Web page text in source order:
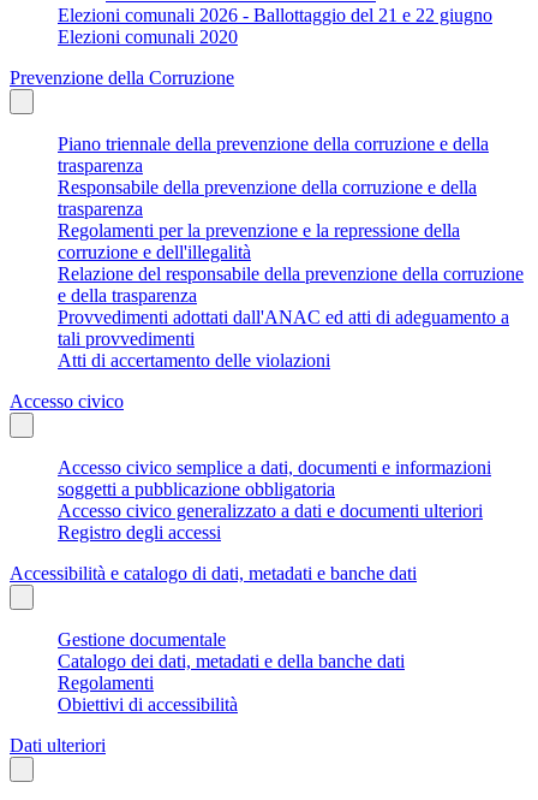
Elezioni comunali 2026 - Ballottaggio del 21 e 22 giugno
Elezioni comunali 2020
Prevenzione della Corruzione
Piano triennale della prevenzione della corruzione e della
trasparenza
Responsabile della prevenzione della corruzione e della
trasparenza
Regolamenti per la prevenzione e la repressione della
corruzione e dell'illegalità
Relazione del responsabile della prevenzione della corruzione
e della trasparenza
Provvedimenti adottati dall'ANAC ed atti di adeguamento a
tali provvedimenti
Atti di accertamento delle violazioni
Accesso civico
Accesso civico semplice a dati, documenti e informazioni
soggetti a pubblicazione obbligatoria
Accesso civico generalizzato a dati e documenti ulteriori
Registro degli accessi
Accessibilità e catalogo di dati, metadati e banche dati
Gestione documentale
Catalogo dei dati, metadati e della banche dati
Regolamenti
Obiettivi di accessibilità
Dati ulteriori